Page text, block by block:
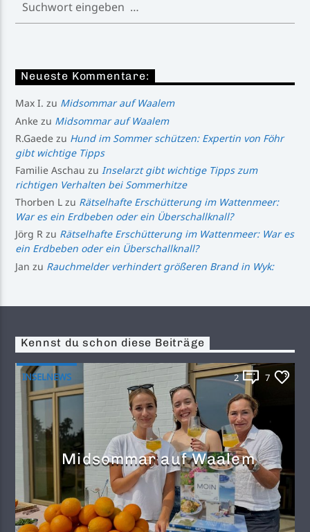
Neueste Kommentare:
Max I. zu Midsommar auf Waalem
Anke zu Midsommar auf Waalem
R.Gaede zu Hund im Sommer schützen: Expertin von Föhr
gibt wichtige Tipps
Familie Aschau zuInselarzt gibt wichtige Tipps zum
richtigen Verhalten bei Sommerhitze
Thorben L zu Rätselhafte Erschütterung im Wattenmeer:
War es ein Erdbeben oder ein Überschallknall?
Jörg R zu Rätselhafte Erschütterung im Wattenmeer: War es
ein Erdbeben oder ein Überschallknall?
Jan zu Rauchmelder verhindert größeren Brand in Wyk:
Kennst du schon diese Beiträge
INSELNEWS 2 7
Midsommar auf Waalem